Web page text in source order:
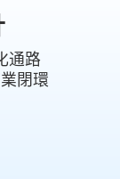
通路
閉環